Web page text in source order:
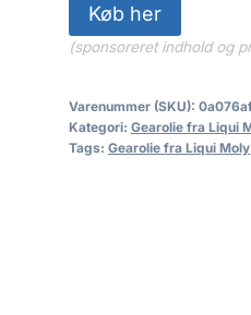
Køb her
(sponsoreret indhold og
Varenummer (SKU):
Kategori: Gearolie fra Liqui
Tags: Gearolie fra Liqui Moly